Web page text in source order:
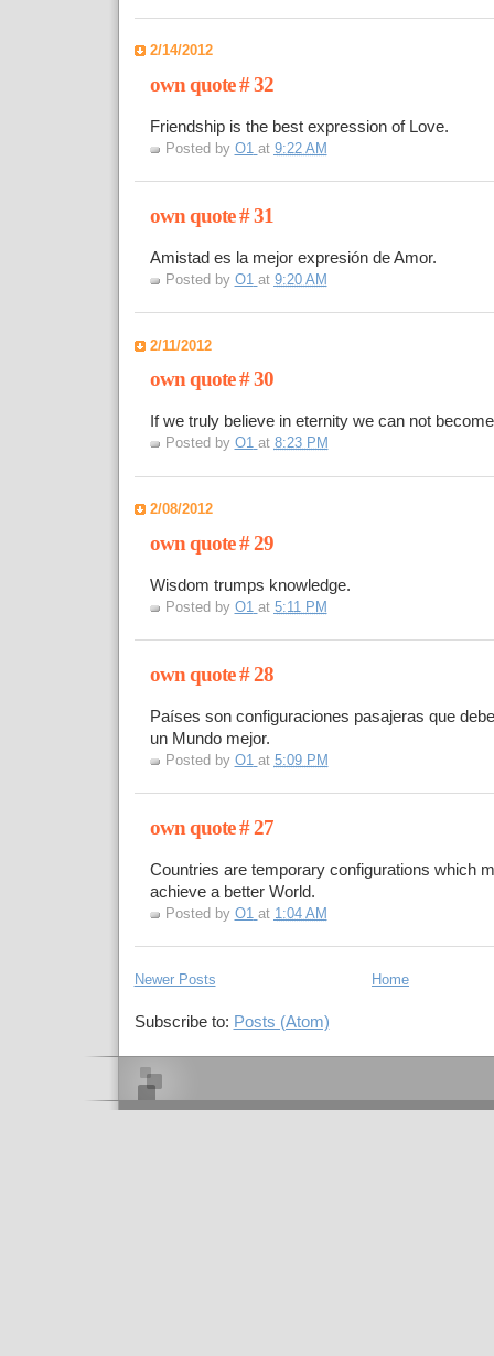
2/14/2012
own quote # 32
Friendship is the best expression of Love.
Posted by O1 at 9:22 AM
own quote # 31
Amistad es la mejor expresión de Amor.
Posted by O1 at 9:20 AM
2/11/2012
own quote # 30
If we truly believe in eternity we can not
Posted by O1 at 8:23 PM
2/08/2012
own quote # 29
Wisdom trumps knowledge.
Posted by O1 at 5:11 PM
own quote # 28
Países son configuraciones pasajeras que
un Mundo mejor.
Posted by O1 at 5:09 PM
own quote # 27
Countries are temporary configurations which
achieve a better World.
Posted by O1 at 1:04 AM
Newer Posts Home
Subscribe to: Posts (Atom)